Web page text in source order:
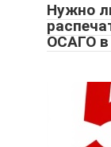
Нужно
ОСАГО в